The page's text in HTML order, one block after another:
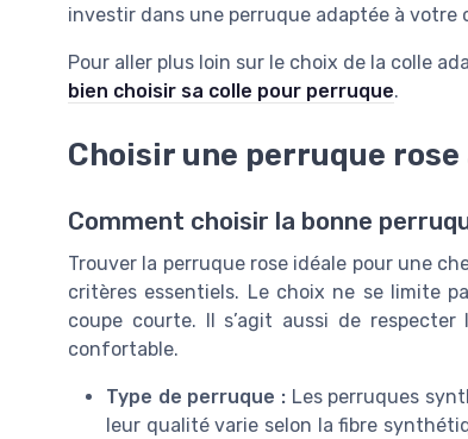
investir dans une perruque adaptée à
Pour aller plus loin sur le choix de la colle
bien choisir sa colle pour perruque.
Choisir une perruque
Comment choisir la bonne
Trouver la perruque rose idéale pour une
critères essentiels. Le choix ne se limite
coupe courte. Il s’agit aussi de
confortable.
Type de perruque : Les perruques
leur qualité varie selon la fibre